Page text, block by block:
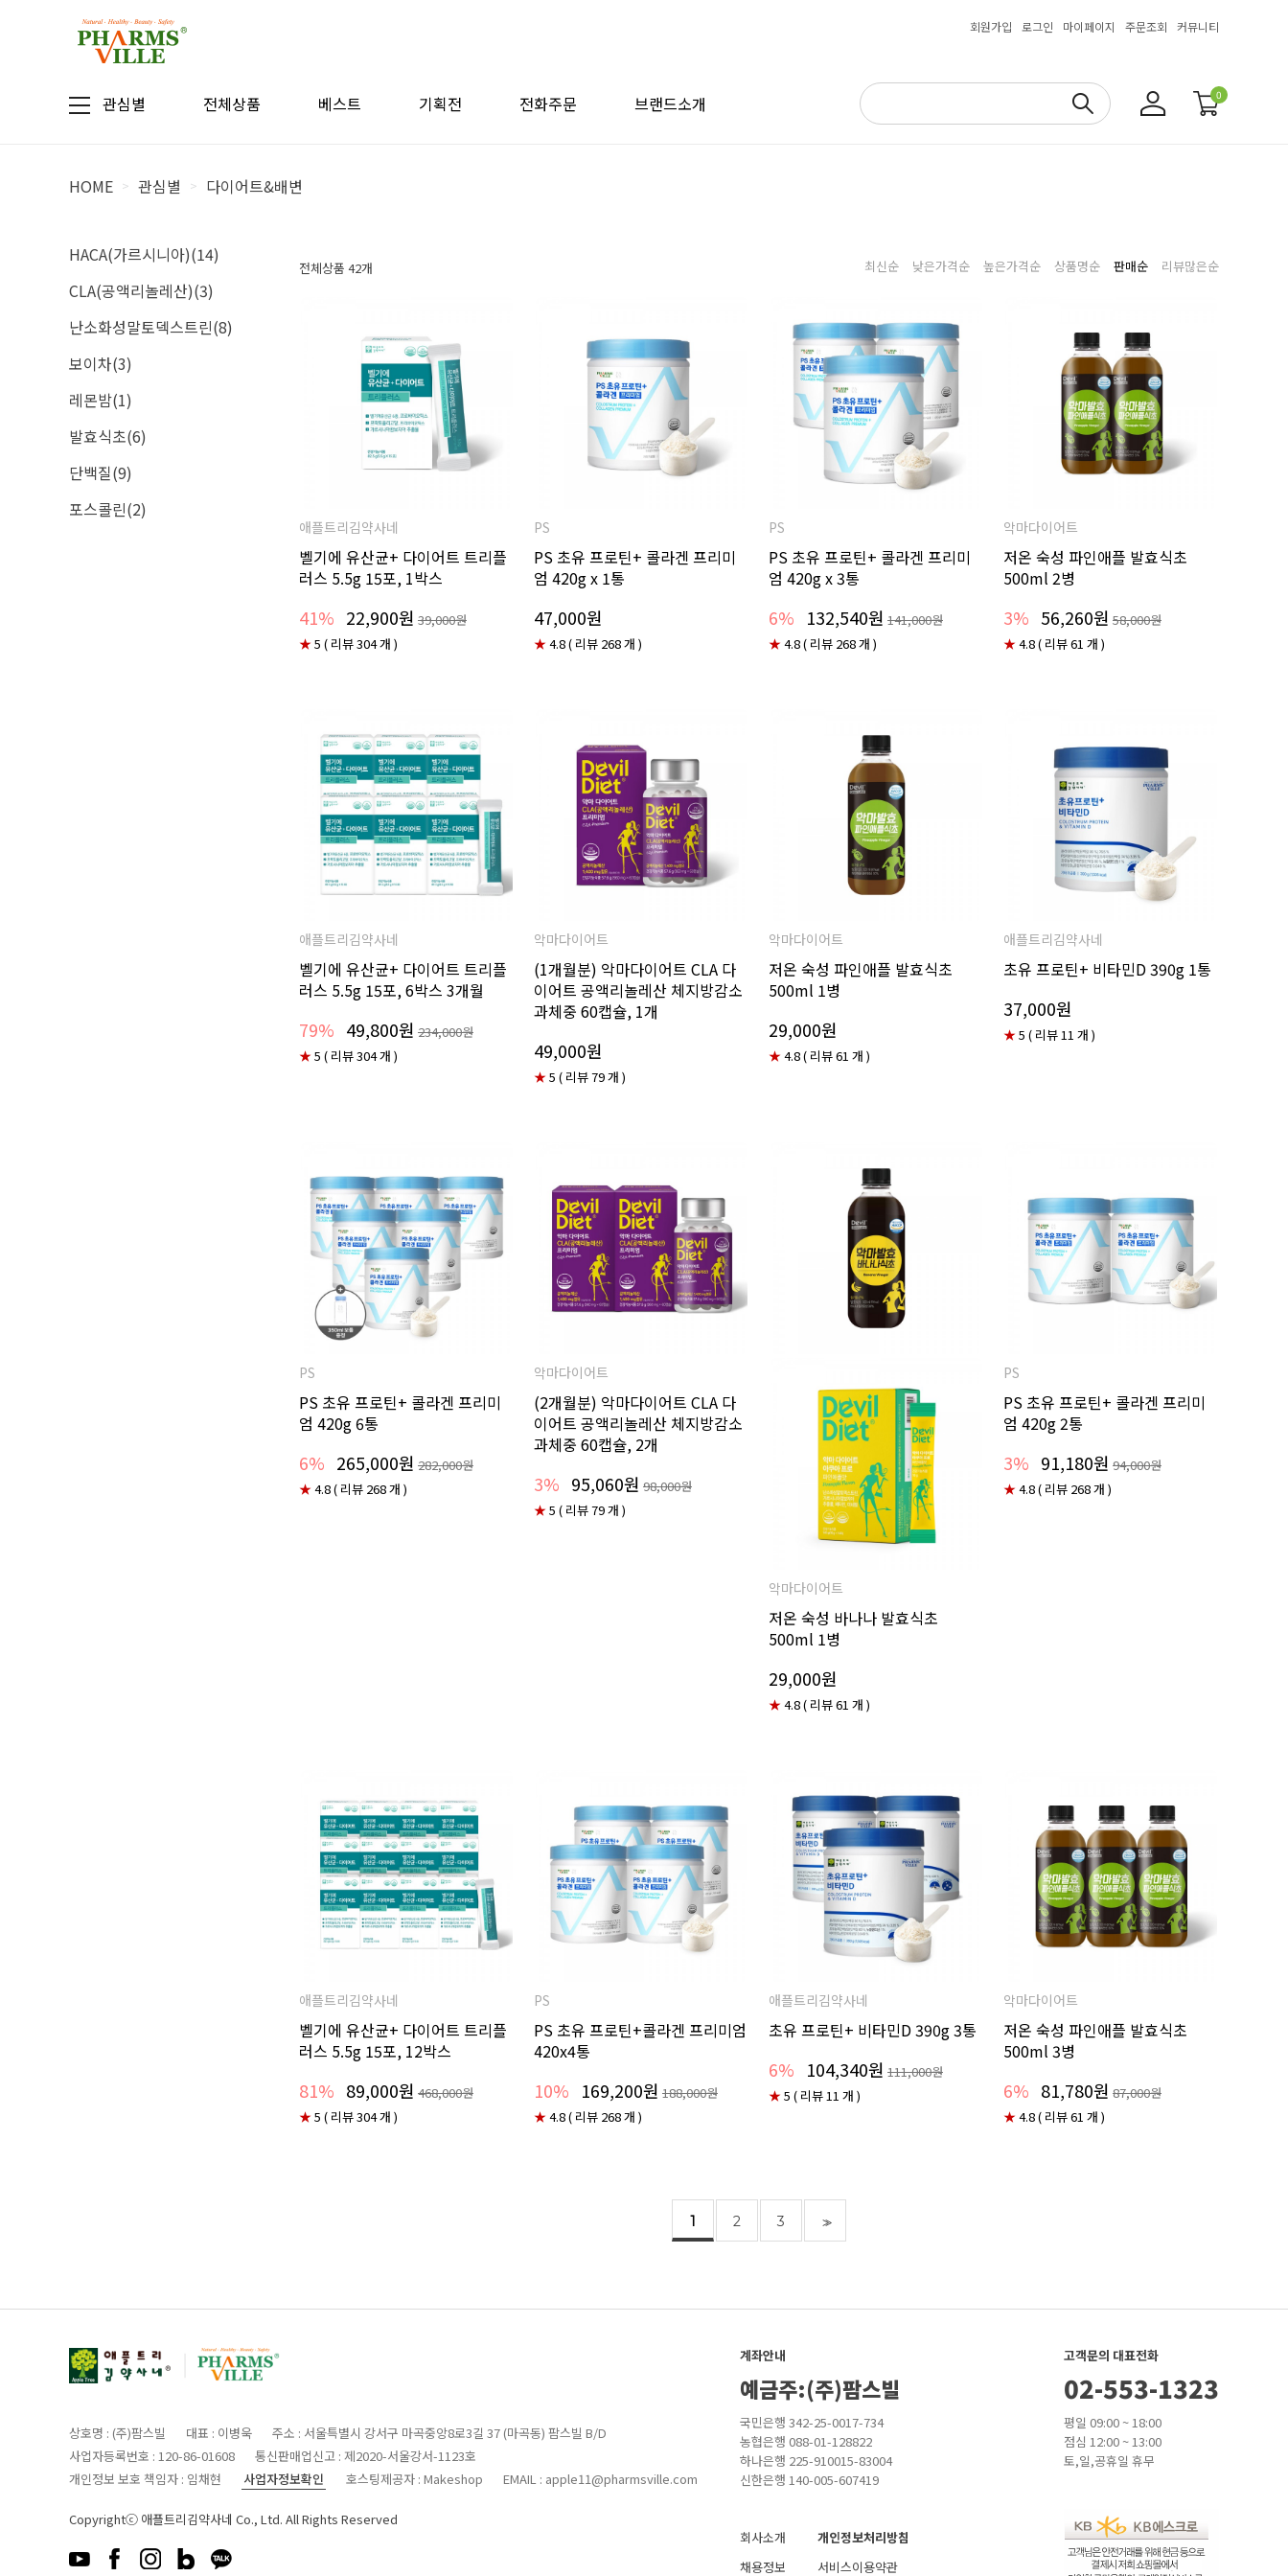
회원가입 로그인 마이페이지 주문조회 커뮤니티
관심별 전체상품 베스트 기획전 전화주문 브랜드소개 0
HOME > 관심별 > 다이어트&배변
HACA(가르시니아)(14)
CLA(공액리놀레산)(3)
난소화성말토덱스트린(8)
보이차(3)
레몬밤(1)
발효식초(6)
단백질(9)
포스콜린(2)
전체상품 42개 최신순 낮은가격순 높은가격순 상품명순 판매순 리뷰많은순
애플트리김약사네
벨기에 유산균+ 다이어트 트리플
러스 5.5g 15포, 1박스
41% 22,900원 39,000원
★5 ( 리뷰 304 개 )
PS
PS 초유 프로틴+ 콜라겐 프리미
엄 420g x 1통
47,000원
★4.8 ( 리뷰 268 개 )
PS
PS 초유 프로틴+ 콜라겐 프리미
엄 420g x 3통
6% 132,540원 141,000원
★4.8 ( 리뷰 268 개 )
악마다이어트
저온 숙성 파인애플 발효식초
500ml 2병
3% 56,260원 58,000원
★4.8 ( 리뷰 61 개 )
애플트리김약사네
벨기에 유산균+ 다이어트 트리플
러스 5.5g 15포, 6박스 3개월
79% 49,800원 234,000원
★5 ( 리뷰 304 개 )
악마다이어트
(1개월분) 악마다이어트 CLA 다
이어트 공액리놀레산 체지방감소
과체중 60캡슐, 1개
49,000원
★5 ( 리뷰 79 개 )
악마다이어트
저온 숙성 파인애플 발효식초
500ml 1병
29,000원
★4.8 ( 리뷰 61 개 )
애플트리김약사네
초유 프로틴+ 비타민D 390g 1통
37,000원
★5 ( 리뷰 11 개 )
PS
PS 초유 프로틴+ 콜라겐 프리미
엄 420g 6통
6% 265,000원 282,000원
★4.8 ( 리뷰 268 개 )
악마다이어트
(2개월분) 악마다이어트 CLA 다
이어트 공액리놀레산 체지방감소
과체중 60캡슐, 2개
3% 95,060원 98,000원
★5 ( 리뷰 79 개 )
악마다이어트
저온 숙성 바나나 발효식초
500ml 1병
29,000원
★4.8 ( 리뷰 61 개 )
PS
PS 초유 프로틴+ 콜라겐 프리미
엄 420g 2통
3% 91,180원 94,000원
★4.8 ( 리뷰 268 개 )
애플트리김약사네
벨기에 유산균+ 다이어트 트리플
러스 5.5g 15포, 12박스
81% 89,000원 468,000원
★5 ( 리뷰 304 개 )
PS
PS 초유 프로틴+콜라겐 프리미엄
420x4통
10% 169,200원 188,000원
★4.8 ( 리뷰 268 개 )
애플트리김약사네
초유 프로틴+ 비타민D 390g 3통
6% 104,340원 111,000원
★5 ( 리뷰 11 개 )
악마다이어트
저온 숙성 파인애플 발효식초
500ml 3병
6% 81,780원 87,000원
★4.8 ( 리뷰 61 개 )
1 2 3 >>
상호명 : (주)팜스빌 대표 : 이병욱
주소 : 서울특별시 강서구 마곡중앙8로3길 37 (마곡동) 팜스빌 B/D
사업자등록번호 : 120-86-01608
통신판매업신고 : 제2020-서울강서-1123호
개인정보 보호 책임자 : 임채현
사업자정보확인 호스팅제공자 : Makeshop EMAIL : apple11@pharmsville.com
Copyrightⓒ 애플트리김약사네 Co., Ltd. All Rights Reserved
계좌안내
예금주:(주)팜스빌
국민은행 342-25-0017-734
농협은행 088-01-128822
하나은행 225-910015-83004
신한은행 140-005-607419
회사소개
채용정보
개인정보처리방침
서비스이용약관
고객문의 대표전화
02-553-1323
평일 09:00 ~ 18:00
점심 12:00 ~ 13:00
토,일,공휴일 휴무